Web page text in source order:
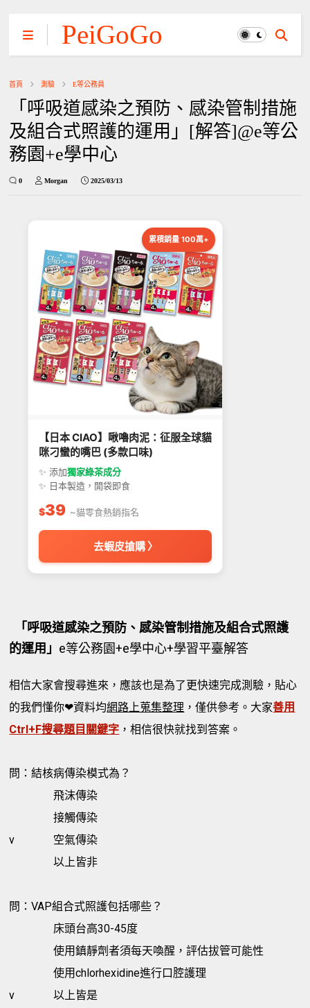
PeiGoGo
首頁 測驗 E等公務員
「呼吸道感染之預防、感染管制措施
及組合式照護的運用」[解答]@e等公
務園+e學中心
0 Morgan 2025/03/13
累積銷量 100萬+
【日本 CIAO】啾嚕肉泥：征服全球貓
咪刁蠻的嘴巴 (多款口味)
✨ 添加獨家綠茶成分
✨ 日本製造，開袋即食
$39 ~貓零食熱銷指名
去蝦皮搶購 〉
「呼吸道感染之預防、感染管制措施及組合式照護
的運用」 e等公務園+e學中心+學習平臺解答
相信大家會搜尋進來，應該也是為了更快速完成測驗，貼心
的我們懂你❤資料均網路上蒐集整理 ，僅供參考。大家善用
Ctrl+F搜尋題目關鍵字 ，相信很快就找到答案。
問：結核病傳染模式為？
飛沫傳染
接觸傳染
v
空氣傳染
以上皆非
問：VAP組合式照護包括哪些？
床頭台高30-45度
使用鎮靜劑者須每天喚醒，評估拔管可能性
使用chlorhexidine進行口腔護理
v
以上皆是